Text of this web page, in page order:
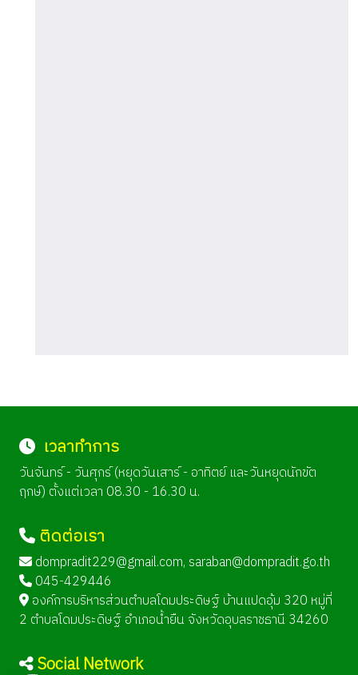
เวลาทำการ
วันจันทร์ - วันศุกร์ (หยุดวันเสาร์ - อาทิตย์ และวันหยุดนักขัต
ฤกษ์) ตั้งแต่เวลา 08.30 - 16.30 น.
ติดต่อเรา
dompradit229@gmail.com, saraban@dompradit.go.th
045-429446
องค์การบริหารส่วนตำบลโดมประดิษฐ์ บ้านแปดอุ้ม 320 หมู่ที่
2 ตำบลโดมประดิษฐ์ อำเภอน้ำยืน จังหวัดอุบลราชธานี 34260
Social Network